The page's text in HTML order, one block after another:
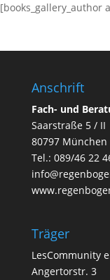
[books_gallery_author
Anschrift
Fach- und
Saarstraße 5 / II
80797 München
Tel.: 089/46 22
Träger
LesCommunity
Angertorstr. 3